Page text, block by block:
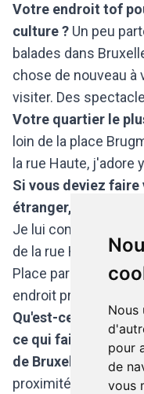
Nous
pour
de
vous
Votre endroit tof
culture ? Un peu
balades dans
chose de nouveau à
visiter. Des
Votre quartier le
loin de la place
la rue Haute, j'adore
Si vous deviez faire
étranger, où
Je lui concocterais
de la rue Haute,
Place parce qu'il
endroit préféré à
Qu'est-ce qui est le
ce qui fait que vous
de Bruxelles ?
Le
proximité. Et puis